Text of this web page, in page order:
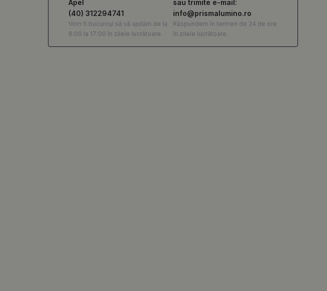
Apel
(40) 312294741
Vom fi bucuroși să vă ajutăm de la
8:00 la 17:00 în zilele lucrătoare.
sau trimite e-mail:
info@prismalumino.ro
Răspundem în termen de 24 de ore
în zilele lucrătoare.